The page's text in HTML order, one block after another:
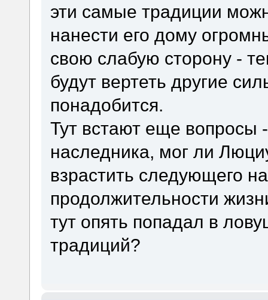
эти самые традиции
нанести его дому
свою слабую сторону -
будут вертеть другие
понадобится.
Тут встают еще вопросы
наследника, мог ли
взрастить следующего
продолжительности
тут опять попадал в
традиций?